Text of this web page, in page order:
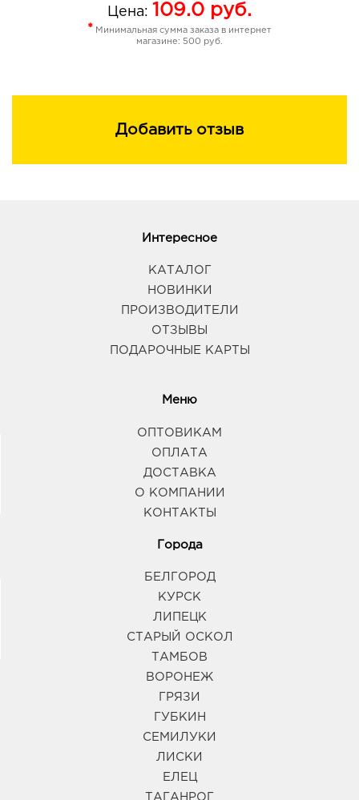
Цена: 109.0 руб.
* Минимальная сумма заказа в интернет
магазине: 500 руб.
Добавить отзыв
Интересное
КАТАЛОГ
НОВИНКИ
ПРОИЗВОДИТЕЛИ
ОТЗЫВЫ
ПОДАРОЧНЫЕ КАРТЫ
Меню
ОПТОВИКАМ
ОПЛАТА
ДОСТАВКА
О КОМПАНИИ
КОНТАКТЫ
Города
БЕЛГОРОД
КУРСК
ЛИПЕЦК
СТАРЫЙ ОСКОЛ
ТАМБОВ
ВОРОНЕЖ
ГРЯЗИ
ГУБКИН
СЕМИЛУКИ
ЛИСКИ
ЕЛЕЦ
ТАГАНРОГ